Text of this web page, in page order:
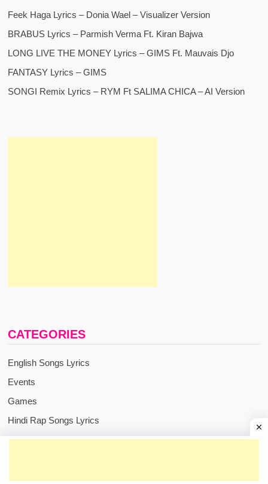
Feek Haga Lyrics – Donia Wael – Visualizer Version
BRABUS Lyrics – Parmish Verma Ft. Kiran Bajwa
LONG LIVE THE MONEY Lyrics – GIMS Ft. Mauvais Djo
FANTASY Lyrics – GIMS
SONGI Remix Lyrics – RYM Ft SALIMA CHICA – AI Version
CATEGORIES
English Songs Lyrics
Events
Games
Hindi Rap Songs Lyrics
Hindi Songs Lyrics